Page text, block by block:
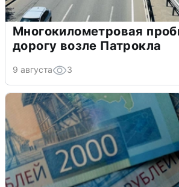
Многокилометровая
дорогу возле Патрокла
9 августа 3